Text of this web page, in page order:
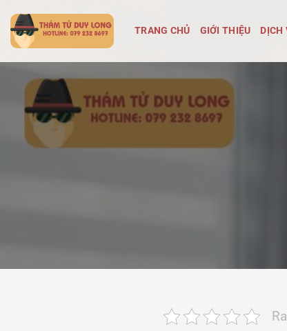
qua
nội
dung
TRANG CHỦ GIỚI THIỆU DỊCH